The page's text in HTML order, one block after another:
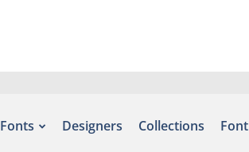
Designers Collections